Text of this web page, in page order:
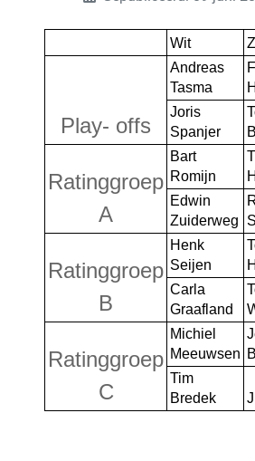
Wit
Play- offs
Andreas
Tasma
Joris
Spanjer
Ratinggroep
A
Bart
Romijn
Edwin
Zuiderweg
Ratinggroep
B
Henk
Seijen
Carla
Graafland
Ratinggroep
C
Michiel
Meeuwsen
Tim
Bredek